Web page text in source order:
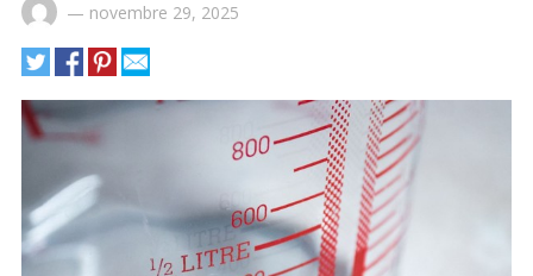
— novembre 29, 2025